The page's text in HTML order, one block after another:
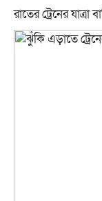
রাতের ট্রেনের